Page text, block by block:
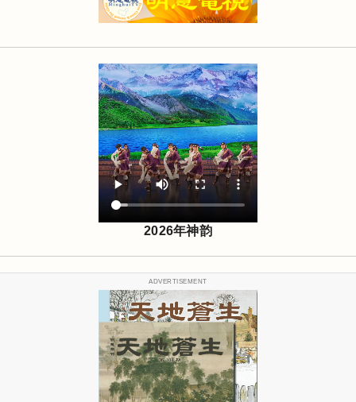
2026年神韵
ADVERTISEMENT